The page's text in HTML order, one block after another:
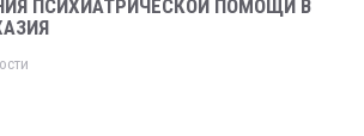
ПСИХИАТРИЧЕСКОЙ ПОМОЩИ В